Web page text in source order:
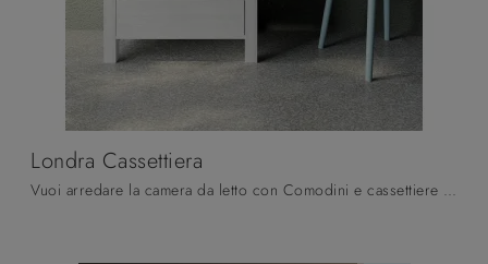
Londra Cassettiera
Vuoi arredare la camera da letto con Comodini e cassettiere di Fratelli Mirandola? Ti presentiamo il modello Londra Cassettiera in legno per spazi ...